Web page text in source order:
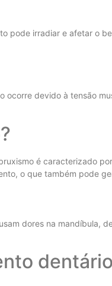
pode irradiar e afetar o
ocorre devido à tensão
é caracterizado
o que também pode
dores na mandíbula,